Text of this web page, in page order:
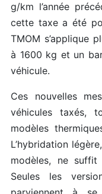
g/km l’année
cette taxe a été
TMOM s’applique
à 1600 kg et un
véhicule.
Ces nouvelles
véhicules taxés,
modèles
L’hybridation
modèles, ne
Seules les